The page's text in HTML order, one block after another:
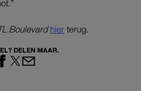
Boulevard hier terug.
DELEN MAAR.